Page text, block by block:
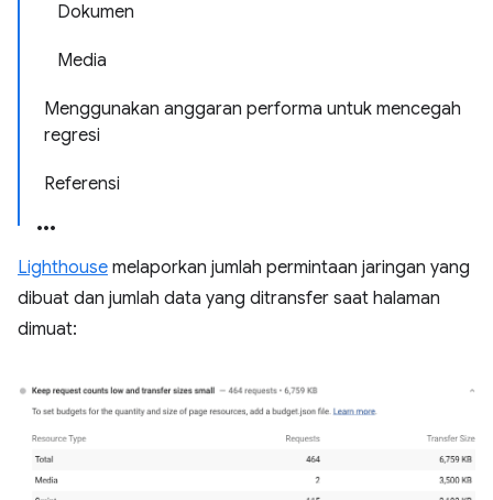
Dokumen
Media
Menggunakan anggaran performa untuk mencegah
regresi
Referensi
Lighthouse melaporkan jumlah permintaan jaringan yang
dibuat dan jumlah data yang ditransfer saat halaman
dimuat: